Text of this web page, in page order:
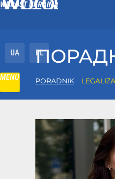
WPROST UKRAINA
UA PL
MENU PORADNIK